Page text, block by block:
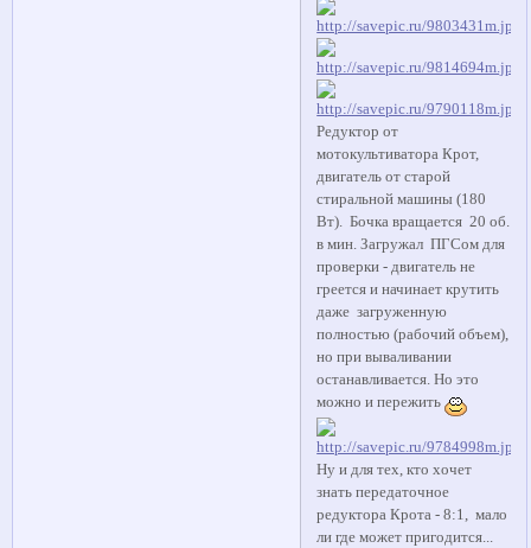
Редуктор от
мотокультиватора Крот,
двигатель от старой
стиральной машины (180
Вт). Бочка вращается 20 об.
в мин. Загружал ПГСом для
проверки - двигатель не
греется и начинает крутить
даже загруженную
полностью (рабочий объем),
но при вываливании
останавливается. Но это
можно и пережить
Ну и для тех, кто хочет
знать передаточное
редуктора Крота - 8:1, мало
ли где может пригодится...